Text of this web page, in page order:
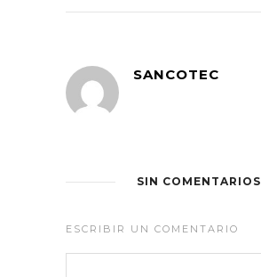
SANCOTEC
SIN COMENTARIOS
ESCRIBIR UN COMENTARIO